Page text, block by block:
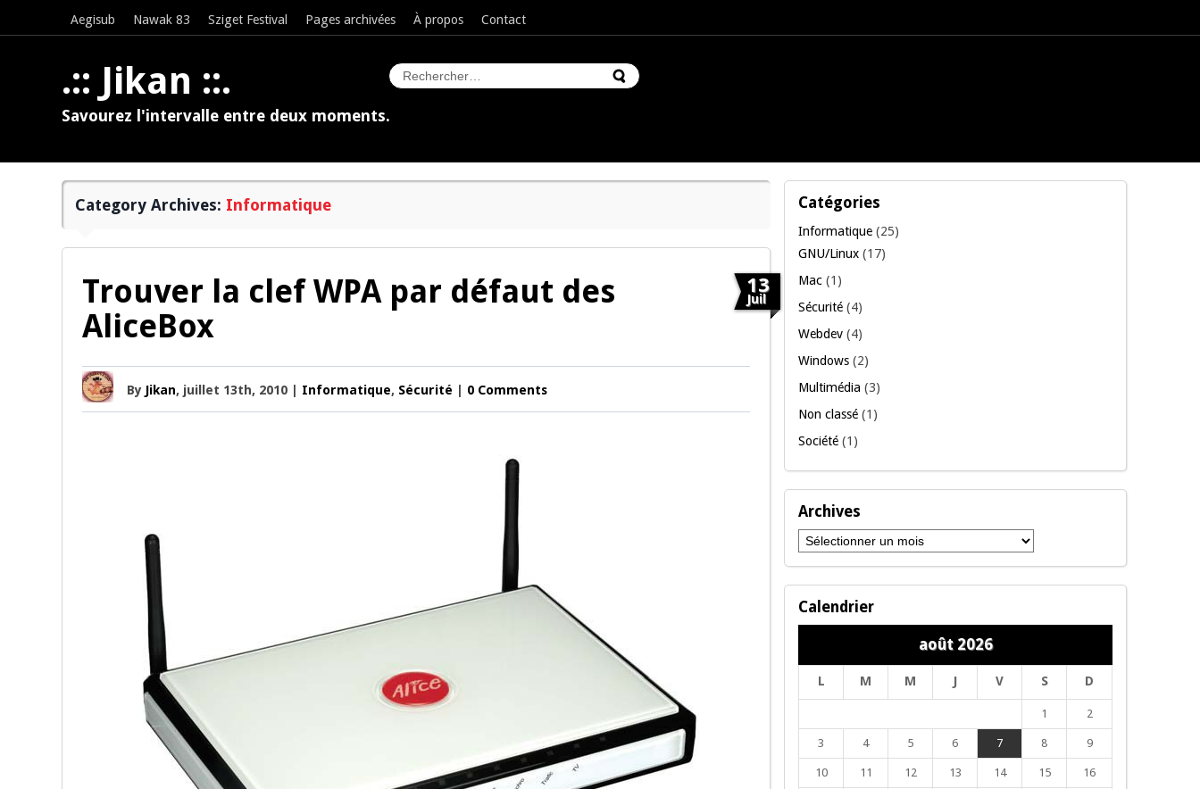
Aegisub Nawak 83 Sziget Festival Pages archivées À propos Contact
.:: Jikan ::.
Savourez l'intervalle entre deux moments.
Category Archives: Informatique
Trouver la clef WPA par défaut des
AliceBox
By Jikan, juillet 13th, 2010 | Informatique, Sécurité | 0 Comments
13
Juil
Catégories
Informatique (25)
GNU/Linux (17)
Mac (1)
Sécurité (4)
Webdev (4)
Windows (2)
Multimédia (3)
Non classé (1)
Société (1)
Archives
Archives
Calendrier
août 2026
L M M J V S D
1 2
3 4 5 6 7 8 9
10 11 12 13 14 15 16